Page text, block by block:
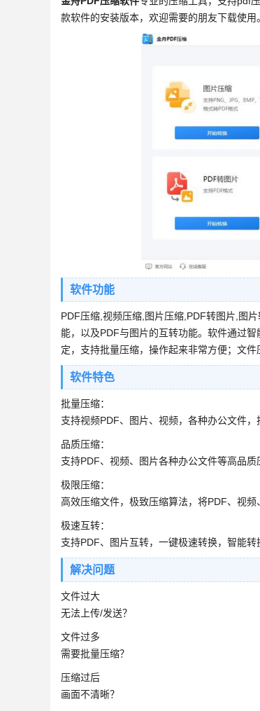
款软件的安装版本，欢迎需要的朋友下载使用。
软件功能
PDF压缩,视频压缩,图片压缩,PDF转图片,图
能，以及PDF与图片的互转功能。软件通过
定，支持批量压缩，操作起来非常方便；文
软件特色
批量压缩：
支持视频PDF、图片、视频，各种办公文件
品质压缩：
支持PDF、视频、图片各种办公文件等高品
极限压缩：
高效压缩文件，极致压缩算法，将PDF、视
极速互转：
支持PDF、图片互转，一键极速转换，智能
解决问题
文件过大
无法上传/发送？
文件过多
需要批量压缩？
压缩过后
画面不清晰？